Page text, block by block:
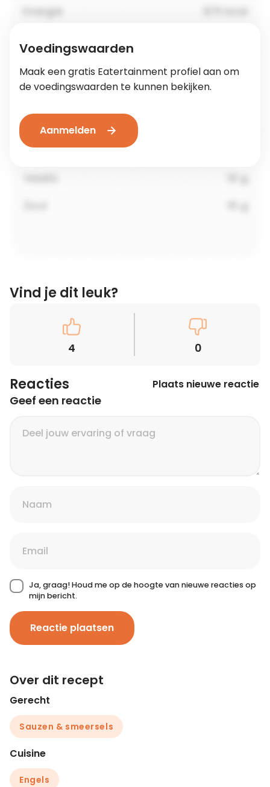
Voedingswaarden
Maak een gratis Eatertainment profiel aan om
de voedingswaarden te kunnen bekijken.
Aanmelden
Vind je dit leuk?
4 0
Reacties Plaats nieuwe reactie
Geef een reactie
Ja, graag! Houd me op de hoogte van nieuwe reacties op
mijn bericht.
Reactie plaatsen
Over dit recept
Gerecht
Sauzen & smeersels
Cuisine
Engels